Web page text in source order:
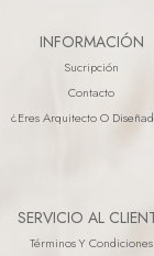
INFORMACIÓN
Sucripción
Contacto
¿eres Arquitecto O
SERVICIO AL
Términos Y Condiciones